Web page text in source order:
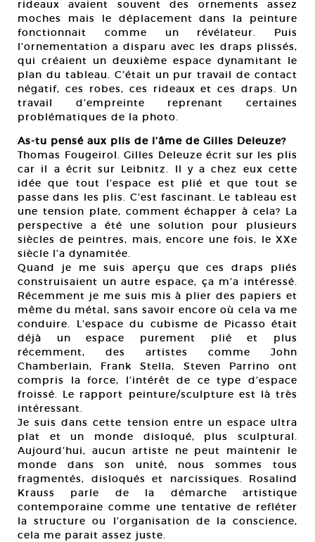
rideaux avaient souvent des ornements assez
moches mais le déplacement dans la peinture
fonctionnait comme un révélateur. Puis
l’ornementation a disparu avec les draps plissés,
qui créaient un deuxième espace dynamitant le
plan du tableau. C’était un pur travail de contact
négatif, ces robes, ces rideaux et ces draps. Un
travail d’empreinte reprenant certaines
problématiques de la photo.
As-tu pensé aux plis de l’âme de Gilles Deleuze?
Thomas Fougeirol. Gilles Deleuze écrit sur les plis
car il a écrit sur Leibnitz. Il y a chez eux cette
idée que tout l’espace est plié et que tout se
passe dans les plis. C’est fascinant. Le tableau est
une tension plate, comment échapper à cela? La
perspective a été une solution pour plusieurs
siècles de peintres, mais, encore une fois, le XXe
siècle l’a dynamitée.
Quand je me suis aperçu que ces draps pliés
construisaient un autre espace, ça m’a intéressé.
Récemment je me suis mis à plier des papiers et
même du métal, sans savoir encore où cela va me
conduire. L’espace du cubisme de Picasso était
déjà un espace purement plié et plus
récemment, des artistes comme John
Chamberlain, Frank Stella, Steven Parrino ont
compris la force, l’intérêt de ce type d’espace
froissé. Le rapport peinture/sculpture est là très
intéressant.
Je suis dans cette tension entre un espace ultra
plat et un monde disloqué, plus sculptural.
Aujourd’hui, aucun artiste ne peut maintenir le
monde dans son unité, nous sommes tous
fragmentés, disloqués et narcissiques. Rosalind
Krauss parle de la démarche artistique
contemporaine comme une tentative de refléter
la structure ou l’organisation de la conscience,
cela me parait assez juste.